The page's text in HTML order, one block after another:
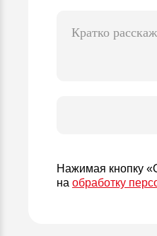
Нажимая кнопку
на обработку